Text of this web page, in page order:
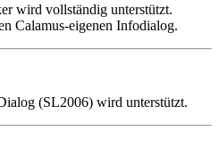
wird vollständig unterstützt.
Calamus-eigenen Infodialog.
(SL2006) wird unterstützt.